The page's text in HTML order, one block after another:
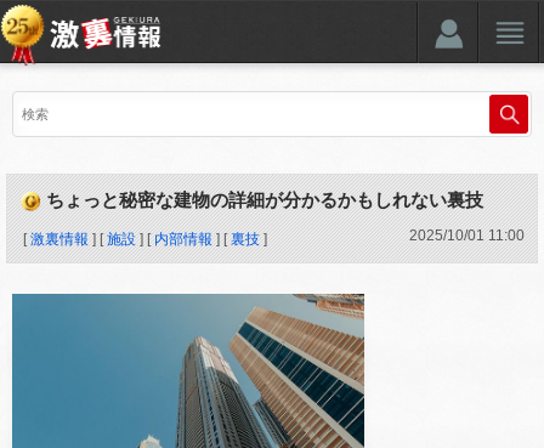
ちょっと秘密な建物の詳細が分かるかもしれない裏技
[激裏情報 ] [施設 ] [ 内部情報 ] [裏技 ] 2025/10/01 11:00